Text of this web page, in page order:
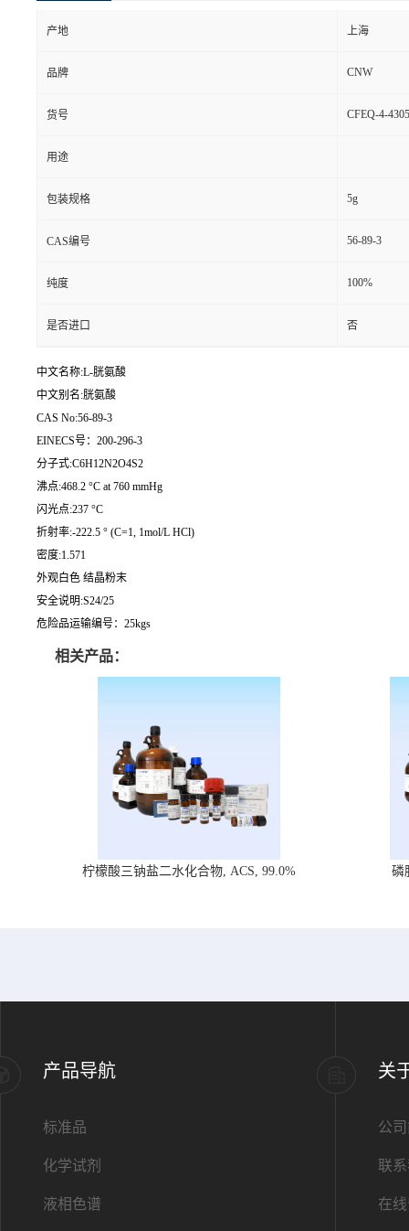
产地 上海
品牌 CNW
货号 CFEQ-4-
用途
包装规格 5g
CAS编号 56-89-3
纯度 100%
是否进口 否
中文名称:L-胱氨酸
中文别名:胱氨酸
CAS No:56-89-3
EINECS号：200-296-3
分子式:C6H12N2O4S2
沸点:468.2 °C at 760 mmHg
闪光点:237 °C
折射率:-222.5 ° (C=1, 1mol/L HCl)
密度:1.571
外观白色 结晶粉末
安全说明:S24/25
危险品运输编号：25kgs
相关产品：
柠檬酸三钠盐二水化合物, ACS, 99.0% 磷
产品导航
标准品
化学试剂
液相色谱
关
公
联
在